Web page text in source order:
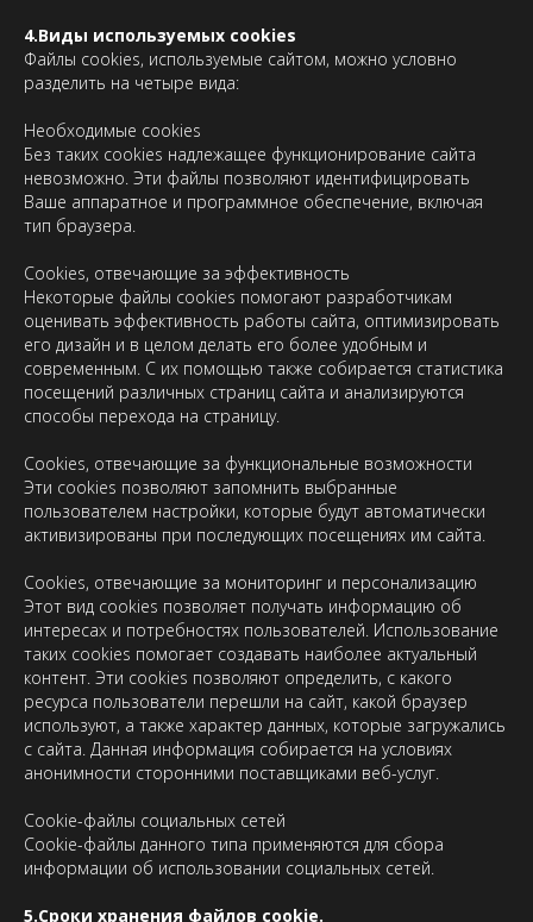
4.Виды используемых cookies
Файлы cookies, используемые сайтом, можно условно
разделить на четыре вида:
Необходимые cookies
Без таких cookies надлежащее функционирование сайта
невозможно. Эти файлы позволяют идентифицировать
Ваше аппаратное и программное обеспечение, включая
тип браузера.
Cookies, отвечающие за эффективность
Некоторые файлы cookies помогают разработчикам
оценивать эффективность работы сайта, оптимизировать
его дизайн и в целом делать его более удобным и
современным. С их помощью также собирается статистика
посещений различных страниц сайта и анализируются
способы перехода на страницу.
Cookies, отвечающие за функциональные возможности
Эти cookies позволяют запомнить выбранные
пользователем настройки, которые будут автоматически
активизированы при последующих посещениях им сайта.
Cookies, отвечающие за мониторинг и персонализацию
Этот вид cookies позволяет получать информацию об
интересах и потребностях пользователей. Использование
таких cookies помогает создавать наиболее актуальный
контент. Эти cookies позволяют определить, с какого
ресурса пользователи перешли на сайт, какой браузер
используют, а также характер данных, которые загружались
с сайта. Данная информация собирается на условиях
анонимности сторонними поставщиками веб-услуг.
Cookie-файлы социальных сетей
Cookie-файлы данного типа применяются для сбора
информации об использовании социальных сетей.
5.Сроки хранения файлов cookie.